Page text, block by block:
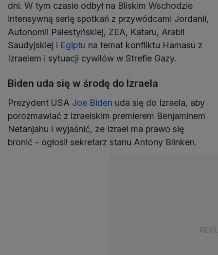
dni. W tym czasie odbył na Bliskim Wschodzie
intensywną serię spotkań z przywódcami Jordanii,
Autonomii Palestyńskiej, ZEA, Kataru, Arabii
Saudyjskiej i Egiptu na temat konfliktu Hamasu z
Izraelem i sytuacji cywilów w Strefie Gazy.
Biden uda się w środę do Izraela
Prezydent USA Joe Biden uda się do Izraela, aby
porozmawiać z izraelskim premierem Benjaminem
Netanjahu i wyjaśnić, że Izrael ma prawo się
bronić - ogłosił sekretarz stanu Antony Blinken.